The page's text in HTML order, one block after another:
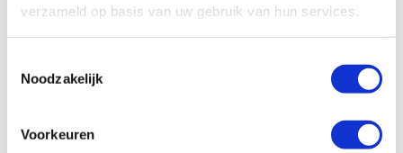
verzameld op basis van uw gebruik van hun services.
Noodzakelijk
Voorkeuren
rechten is belangrijker dan
ooit